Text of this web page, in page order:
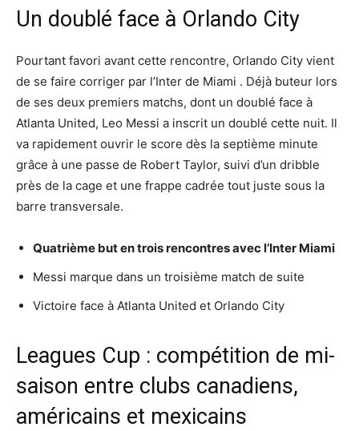
Un doublé face à Orlando City
Pourtant favori avant cette rencontre, Orlando City vient
de se faire corriger par l’Inter de Miami . Déjà buteur lors
de ses deux premiers matchs, dont un doublé face à
Atlanta United, Leo Messi a inscrit un doublé cette nuit. Il
va rapidement ouvrir le score dès la septième minute
grâce à une passe de Robert Taylor, suivi d’un dribble
près de la cage et une frappe cadrée tout juste sous la
barre transversale.
Quatrième but en trois rencontres avec l’Inter Miami
Messi marque dans un troisième match de suite
Victoire face à Atlanta United et Orlando City
Leagues Cup : compétition de mi-
saison entre clubs canadiens,
américains et mexicains